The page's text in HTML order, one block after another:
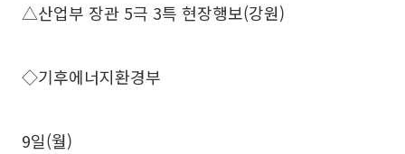
△산업부 장관 5극 3특 현장행보(강원)
◇기후에너지환경부
9일(월)